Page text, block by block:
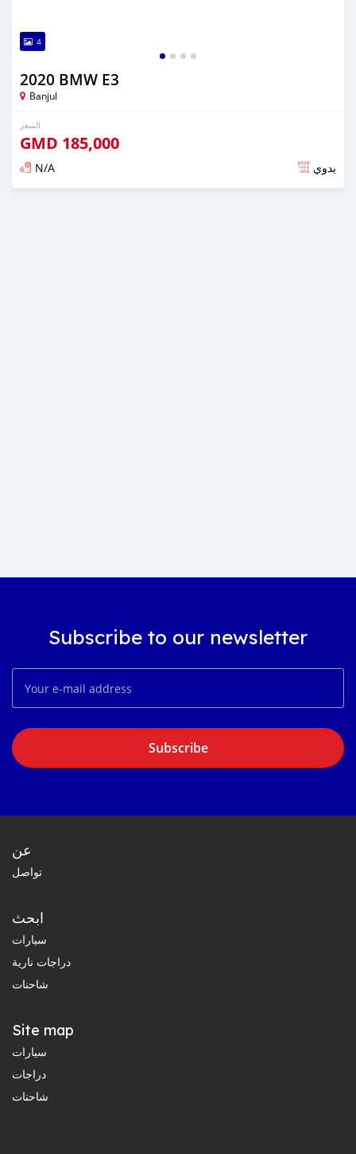
4
2020 BMW E3
Banjul
السعر
GMD 185,000
N/A يدوي
Subscribe to our newsletter
Subscribe
عن
تواصل
ابحث
سيارات
دراجات نارية
شاحنات
Site map
سيارات
دراجات
شاحنات